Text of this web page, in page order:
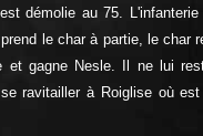
démolie au 75.
le char à partie, le char
et gagne Nesle. Il ne lui
ravitailler à Roiglise où